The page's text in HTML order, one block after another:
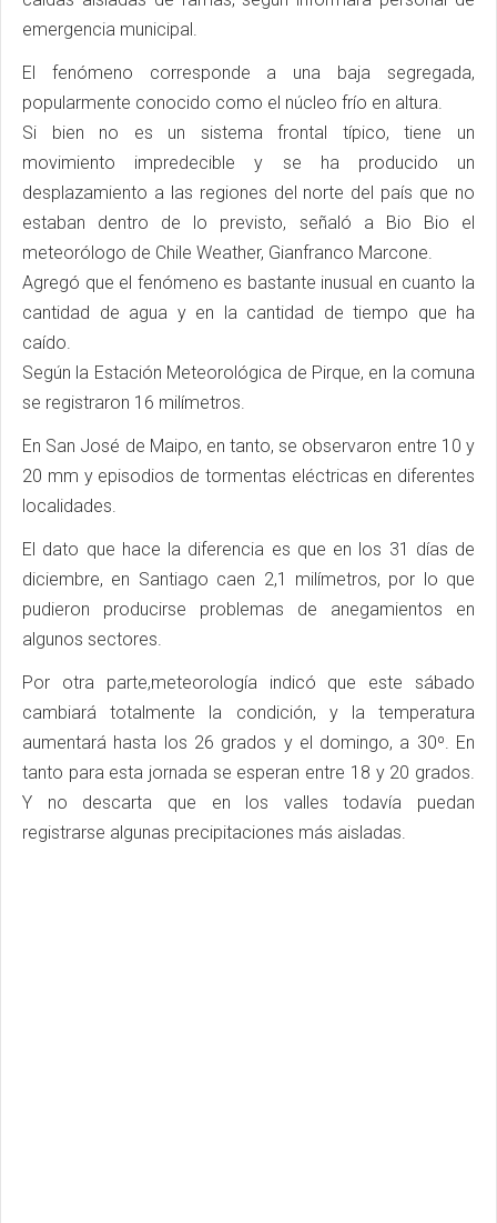
emergencia municipal.
El fenómeno corresponde a una baja segregada,
popularmente conocido como el núcleo frío en altura.
Si bien no es un sistema frontal típico, tiene un
movimiento impredecible y se ha producido un
desplazamiento a las regiones del norte del país que no
estaban dentro de lo previsto, señaló a Bio Bio el
meteorólogo de Chile Weather, Gianfranco Marcone.
Agregó que el fenómeno es bastante inusual en cuanto la
cantidad de agua y en la cantidad de tiempo que ha
caído.
Según la Estación Meteorológica de Pirque, en la comuna
se registraron 16 milímetros.
En San José de Maipo, en tanto, se observaron entre 10 y
20 mm y episodios de tormentas eléctricas en diferentes
localidades.
El dato que hace la diferencia es que en los 31 días de
diciembre, en Santiago caen 2,1 milímetros, por lo que
pudieron producirse problemas de anegamientos en
algunos sectores.
Por otra parte,meteorología indicó que este sábado
cambiará totalmente la condición, y la temperatura
aumentará hasta los 26 grados y el domingo, a 30º. En
tanto para esta jornada se esperan entre 18 y 20 grados.
Y no descarta que en los valles todavía puedan
registrarse algunas precipitaciones más aisladas.